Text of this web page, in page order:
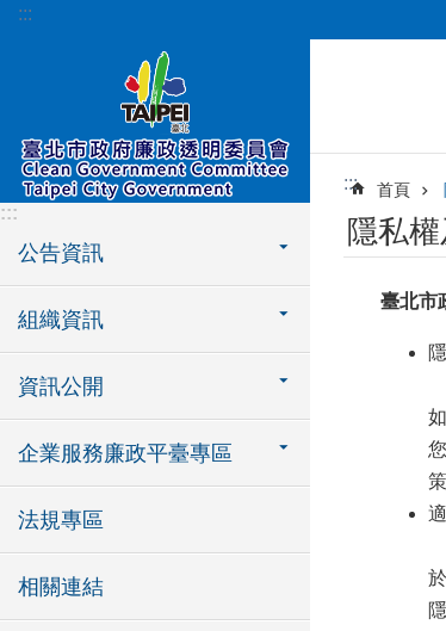
跳到主要內容區塊
:::
:::
公告資訊
組織資訊
資訊公開
企業服務廉政平臺專區
法規專區
相關連結
::: 首頁
隱私
臺北市